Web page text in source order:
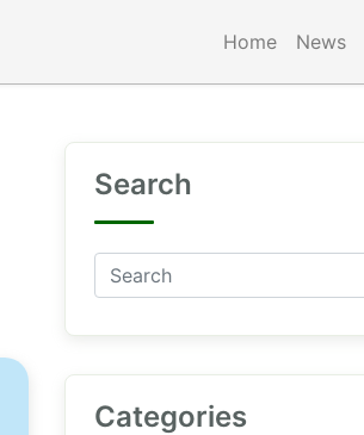
Home News
Search
Categories